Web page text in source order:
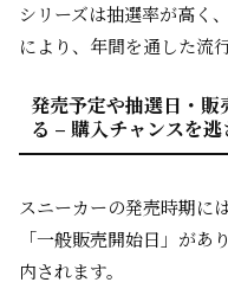
シリーズは抽選率が高く
により、年間を通した流
発売予定や抽選日・
る – 購入チャンスを
スニーカーの発売時期に
「一般販売開始日」が
内されます。